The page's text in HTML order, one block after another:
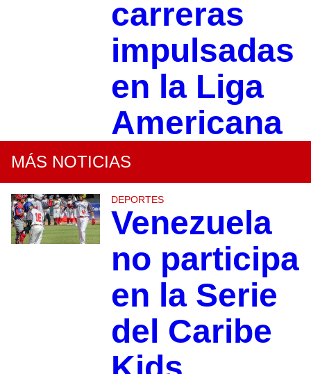
carreras
impulsadas
en la Liga
Americana
MÁS NOTICIAS
DEPORTES
Venezuela
no participa
en la Serie
del Caribe